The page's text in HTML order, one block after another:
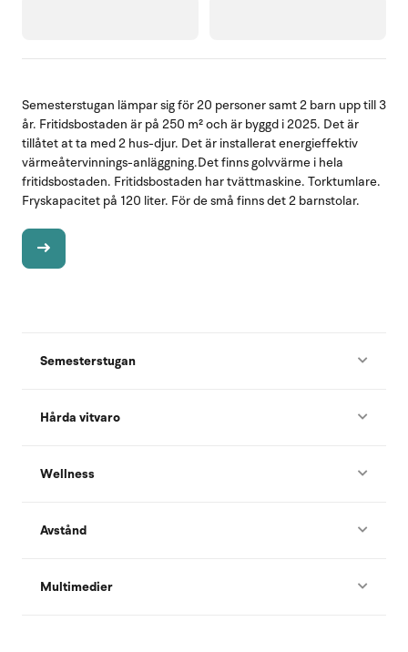
Semesterstugan lämpar sig för 20 personer samt 2 barn upp till 3
år. Fritidsbostaden är på 250 m² och är byggd i 2025. Det är
tillåtet at ta med 2 hus-djur. Det är installerat energieffektiv
värmeåtervinnings-anläggning.Det finns golvvärme i hela
fritidsbostaden. Fritidsbostaden har tvättmaskine. Torktumlare.
Fryskapacitet på 120 liter. För de små finns det 2 barnstolar.
Semesterstugan
Hårda vitvaro
Wellness
Avstånd
Multimedier